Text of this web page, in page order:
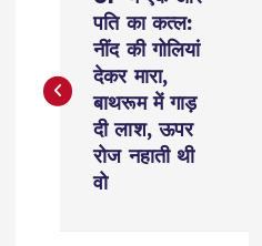
s
पति का कत्ल:
नींद की गोलियां
देकर मारा,
बाथरूम में गाड़
दी लाश, ऊपर
रोज नहाती थी
वो